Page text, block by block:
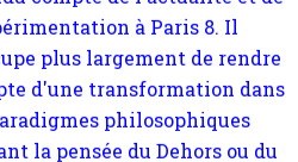
la pensée du Dehors ou du
omme la nomme les
classique. Nous
quant à nous déjà basculé
dans la modernité